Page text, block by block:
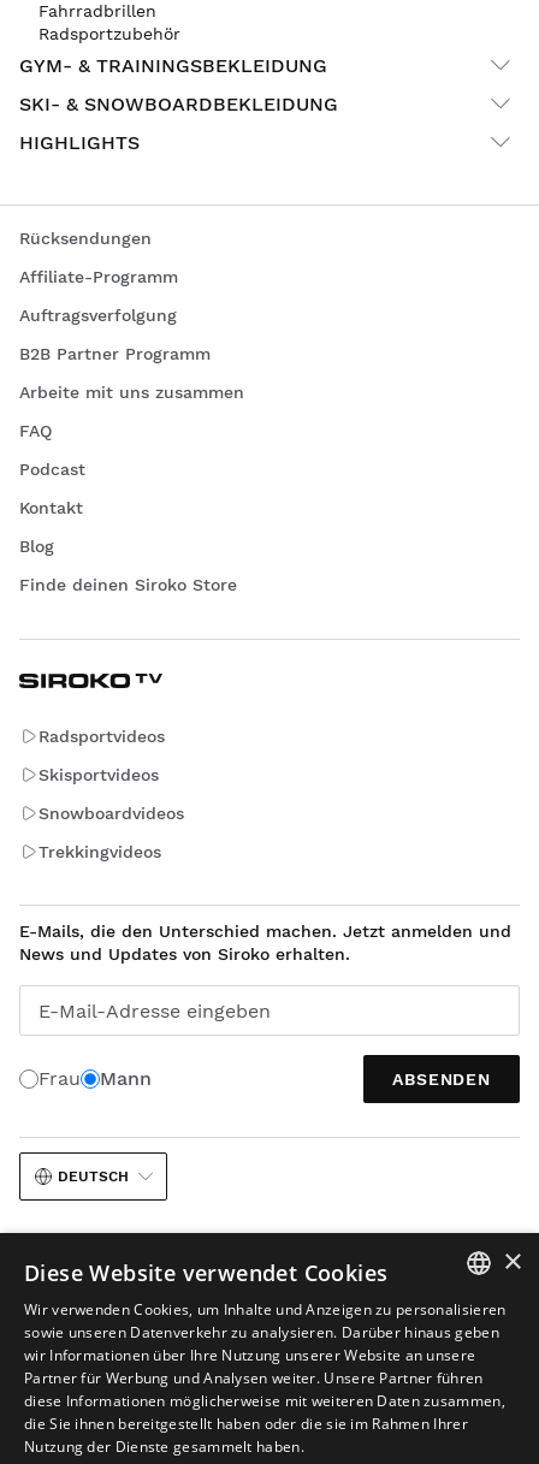
Fahrradbrillen
Radsportzubehör
GYM- & TRAININGSBEKLEIDUNG
SKI- & SNOWBOARDBEKLEIDUNG
HIGHLIGHTS
Rücksendungen
Affiliate-Programm
Auftragsverfolgung
B2B Partner Programm
Arbeite mit uns zusammen
FAQ
Podcast
Kontakt
Blog
Finde deinen Siroko Store
Radsportvideos
Skisportvideos
Snowboardvideos
Trekkingvideos
E-Mails, die den Unterschied machen. Jetzt anmelden und
News und Updates von Siroko erhalten.
E-Mail-Adresse eingeben
Frau Mann ABSENDEN
DEUTSCH
Rechtlicher Hinweis Cookies Allgemeine Geschäftsbedingungen
KI in Bildinhalten Sitemap
© 2026 Siroko
SPANISH
ENGLISH
GREEK
×
Diese Website verwendet Cookies
Wir verwenden Cookies, um Inhalte und Anzeigen zu personalisieren
sowie unseren Datenverkehr zu analysieren. Darüber hinaus geben
wir Informationen über Ihre Nutzung unserer Website an unsere
Partner für Werbung und Analysen weiter. Unsere Partner führen
diese Informationen möglicherweise mit weiteren Daten zusammen,
die Sie ihnen bereitgestellt haben oder die sie im Rahmen Ihrer
Nutzung der Dienste gesammelt haben.